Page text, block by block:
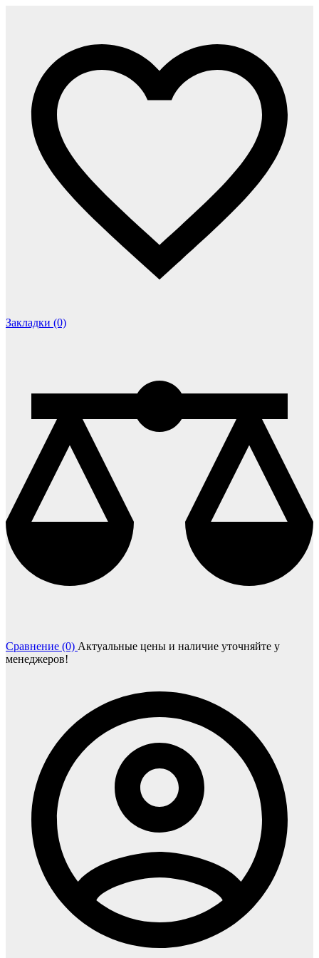
Закладки (0)
Сравнение (0) Актуальные цены и наличие уточняйте у
менеджеров!